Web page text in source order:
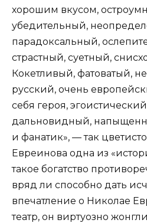
хорошим вкусом,
убедительный,
парадоксальный,
страстный, суетный,
Кокетливый, фатоватый,
русский, очень
себя героя,
дальновидный,
и фанатик», — так
Евреинова одна из
такое богатство
вряд ли способно дать
впечатление о Николае
театр, он виртуозно